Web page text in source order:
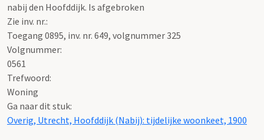
nabij den Hoofddijk. Is afgebroken
Zie inv. nr.:
Toegang 0895, inv. nr. 649, volgnummer 325
Volgnummer:
0561
Trefwoord:
Woning
Ga naar dit stuk:
Overig, Utrecht, Hoofddijk (Nabij): tijdelijke woonkeet, 1900